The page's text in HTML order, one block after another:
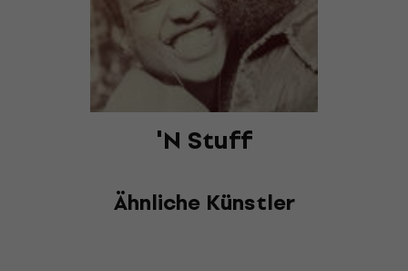
'N Stuff
Ähnliche Künstler